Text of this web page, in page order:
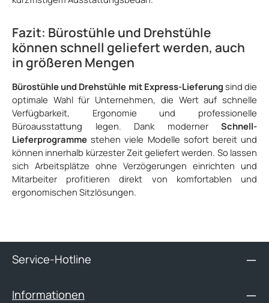
Fazit: Bürostühle und Drehstühle
können schnell geliefert werden, auch
in größeren Mengen
Bürostühle und Drehstühle mit Express-Lieferung sind die
optimale Wahl für Unternehmen, die Wert auf schnelle
Verfügbarkeit, Ergonomie und professionelle
Büroausstattung legen. Dank moderner Schnell-
Lieferprogramme stehen viele Modelle sofort bereit und
können innerhalb kürzester Zeit geliefert werden. So lassen
sich Arbeitsplätze ohne Verzögerungen einrichten und
Mitarbeiter profitieren direkt von komfortablen und
ergonomischen Sitzlösungen.
Service-Hotline
Informationen